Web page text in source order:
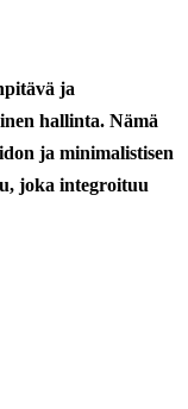
ja
hallinta. Nämä
ja minimalistisen
joka integroituu